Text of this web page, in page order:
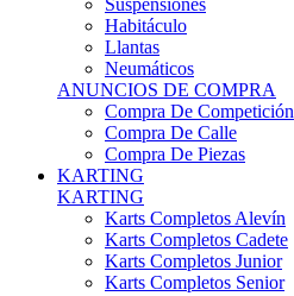
Suspensiones
Habitáculo
Llantas
Neumáticos
ANUNCIOS DE COMPRA
Compra De Competición
Compra De Calle
Compra De Piezas
KARTING
KARTING
Karts Completos Alevín
Karts Completos Cadete
Karts Completos Junior
Karts Completos Senior